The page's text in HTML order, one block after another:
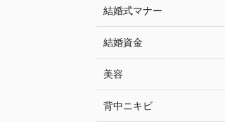
結婚式マナー
結婚資金
美容
背中ニキビ